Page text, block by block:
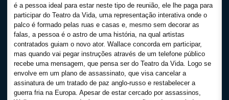
é a pessoa ideal para estar neste tipo de reunião, ele lhe paga para
participar do Teatro da Vida, uma representação interativa onde o
palco é formado pelas ruas e casas e, mesmo sem decorar as
falas, a pessoa é o astro de uma história, na qual artistas
contratados guiam o novo ator. Wallace concorda em participar,
mas quando vai pegar instruções através de um telefone público
recebe uma mensagem, que pensa ser do Teatro da Vida. Logo se
envolve em um plano de assassinato, que visa cancelar a
assinatura de um tratado de paz anglo-russo e restabelecer a
guerra fria na Europa. Apesar de estar cercado por assassinos,